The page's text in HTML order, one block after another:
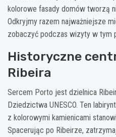
kolorowe fasady domów tworzą
Odkryjmy razem najważniejsze
zobaczyć podczas wizyty w tym
Historyczne
Ribeira
Sercem Porto jest dzielnica
Dziedzictwa UNESCO. Ten
z kolorowymi kamienicami
Spacerując po Ribeirze,